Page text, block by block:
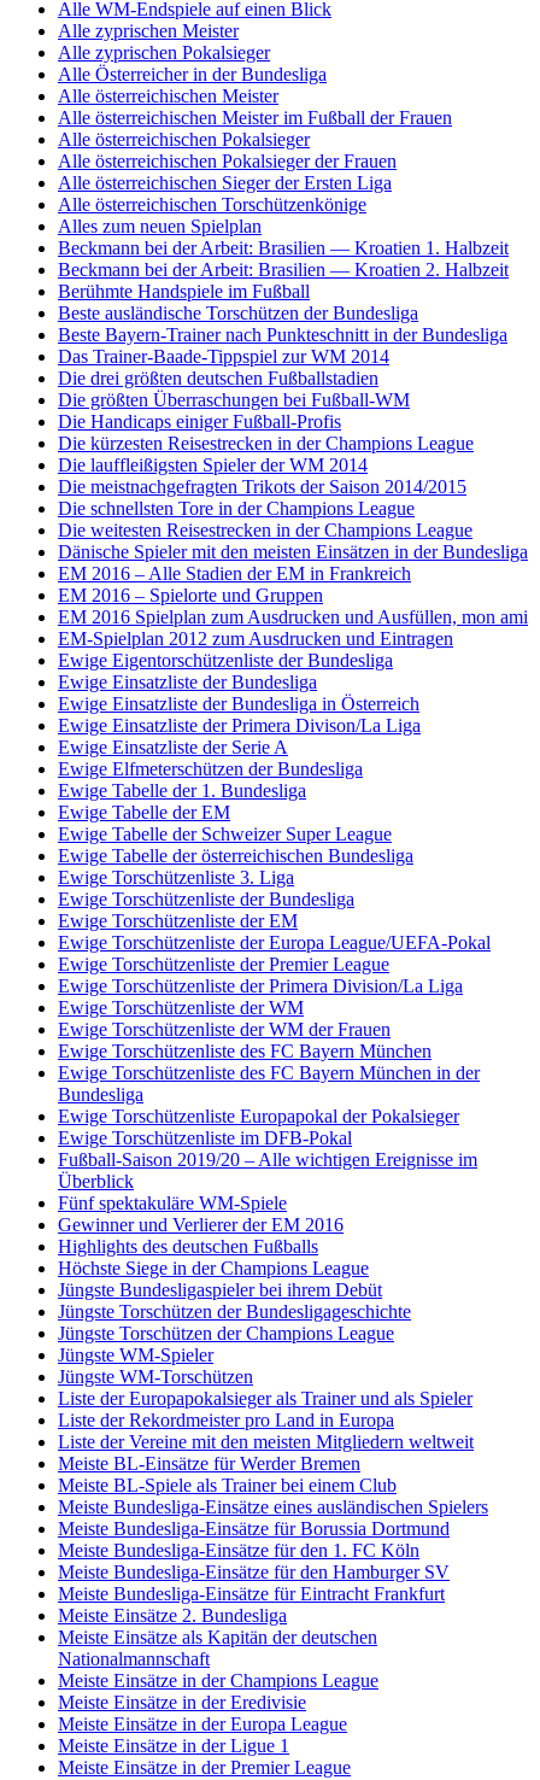
Alle WM-Endspiele auf einen Blick
Alle zyprischen Meister
Alle zyprischen Pokalsieger
Alle Österreicher in der Bundesliga
Alle österreichischen Meister
Alle österreichischen Meister im Fußball der Frauen
Alle österreichischen Pokalsieger
Alle österreichischen Pokalsieger der Frauen
Alle österreichischen Sieger der Ersten Liga
Alle österreichischen Torschützenkönige
Alles zum neuen Spielplan
Beckmann bei der Arbeit: Brasilien — Kroatien 1. Halbzeit
Beckmann bei der Arbeit: Brasilien — Kroatien 2. Halbzeit
Berühmte Handspiele im Fußball
Beste ausländische Torschützen der Bundesliga
Beste Bayern-Trainer nach Punkteschnitt in der Bundesliga
Das Trainer-Baade-Tippspiel zur WM 2014
Die drei größten deutschen Fußballstadien
Die größten Überraschungen bei Fußball-WM
Die Handicaps einiger Fußball-Profis
Die kürzesten Reisestrecken in der Champions League
Die lauffleißigsten Spieler der WM 2014
Die meistnachgefragten Trikots der Saison 2014/2015
Die schnellsten Tore in der Champions League
Die weitesten Reisestrecken in der Champions League
Dänische Spieler mit den meisten Einsätzen in der Bundesliga
EM 2016 – Alle Stadien der EM in Frankreich
EM 2016 – Spielorte und Gruppen
EM 2016 Spielplan zum Ausdrucken und Ausfüllen, mon ami
EM-Spielplan 2012 zum Ausdrucken und Eintragen
Ewige Eigentorschützenliste der Bundesliga
Ewige Einsatzliste der Bundesliga
Ewige Einsatzliste der Bundesliga in Österreich
Ewige Einsatzliste der Primera Divison/La Liga
Ewige Einsatzliste der Serie A
Ewige Elfmeterschützen der Bundesliga
Ewige Tabelle der 1. Bundesliga
Ewige Tabelle der EM
Ewige Tabelle der Schweizer Super League
Ewige Tabelle der österreichischen Bundesliga
Ewige Torschützenliste 3. Liga
Ewige Torschützenliste der Bundesliga
Ewige Torschützenliste der EM
Ewige Torschützenliste der Europa League/UEFA-Pokal
Ewige Torschützenliste der Premier League
Ewige Torschützenliste der Primera Division/La Liga
Ewige Torschützenliste der WM
Ewige Torschützenliste der WM der Frauen
Ewige Torschützenliste des FC Bayern München
Ewige Torschützenliste des FC Bayern München in der
Bundesliga
Ewige Torschützenliste Europapokal der Pokalsieger
Ewige Torschützenliste im DFB-Pokal
Fußball-Saison 2019/20 – Alle wichtigen Ereignisse im
Überblick
Fünf spektakuläre WM-Spiele
Gewinner und Verlierer der EM 2016
Highlights des deutschen Fußballs
Höchste Siege in der Champions League
Jüngste Bundesligaspieler bei ihrem Debüt
Jüngste Torschützen der Bundesligageschichte
Jüngste Torschützen der Champions League
Jüngste WM-Spieler
Jüngste WM-Torschützen
Liste der Europapokalsieger als Trainer und als Spieler
Liste der Rekordmeister pro Land in Europa
Liste der Vereine mit den meisten Mitgliedern weltweit
Meiste BL-Einsätze für Werder Bremen
Meiste BL-Spiele als Trainer bei einem Club
Meiste Bundesliga-Einsätze eines ausländischen Spielers
Meiste Bundesliga-Einsätze für Borussia Dortmund
Meiste Bundesliga-Einsätze für den 1. FC Köln
Meiste Bundesliga-Einsätze für den Hamburger SV
Meiste Bundesliga-Einsätze für Eintracht Frankfurt
Meiste Einsätze 2. Bundesliga
Meiste Einsätze als Kapitän der deutschen
Nationalmannschaft
Meiste Einsätze in der Champions League
Meiste Einsätze in der Eredivisie
Meiste Einsätze in der Europa League
Meiste Einsätze in der Ligue 1
Meiste Einsätze in der Premier League